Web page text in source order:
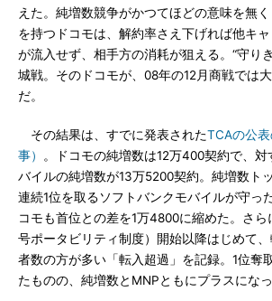
えた。純増数競争がかつてほどの意味を無
を持つドコモは、解約率さえ下げれば他キ
が流入せず、相手方の消耗が狙える。“守り
城戦。そのドコモが、08年の12月商戦では
だ。
その結果は、すでに発表されたTCAの公
事）
。ドコモの純増数は12万400契約で、
バイルの純増数が13万5200契約。純増数ト
連続1位を取るソフトバンクモバイルが守っ
コモも首位との差を1万4800に縮めた。さ
号ポータビリティ制度）開始以降はじめて
者数の方が多い「転入超過」を記録。1位奪
たものの、純増数とMNPともにプラスになっ